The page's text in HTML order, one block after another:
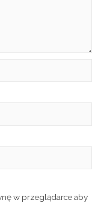
w przeglądarce aby